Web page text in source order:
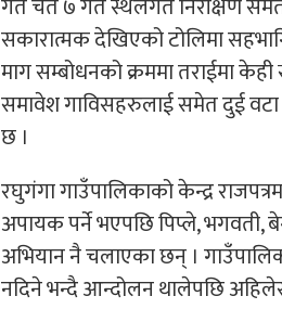
गत चैत ७ गते स्थलगत निरीक्षण
सकारात्मक देखिएको टोलिमा
माग सम्बोधनको क्रममा तराईमा
समावेश गाविसहरुलाई समेत दुई
छ ।
रघुगंगा गाउँपालिकाको केन्द्र
अपायक पर्ने भएपछि पिप्ले, भगवती,
अभियान नै चलाएका छन् ।
नदिने भन्दै आन्दोलन थालेपछि